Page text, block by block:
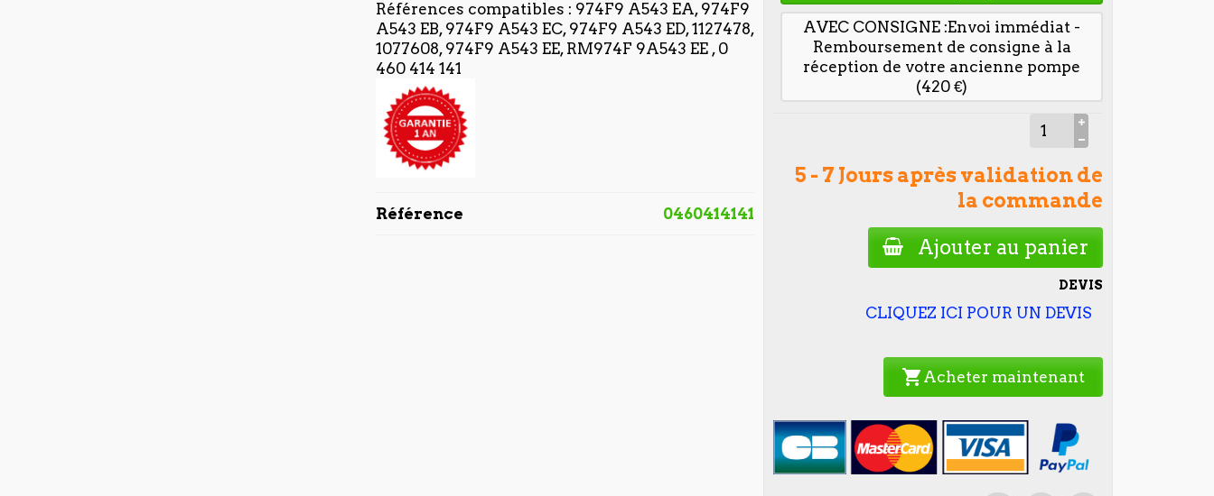
Références compatibles : 974F9 A543 EA, 974F9
A543 EB, 974F9 A543 EC, 974F9 A543 ED, 1127478,
1077608, 974F9 A543 EE, RM974F 9A543 EE , 0
460 414 141
Référence 0460414141
AVEC CONSIGNE :Envoi immédiat -
Remboursement de consigne à la
réception de votre ancienne pompe
(420 €)
5 - 7 Jours après validation de
la commande
Ajouter au panier
DEVIS
CLIQUEZ ICI POUR UN DEVIS
shopping_cart Acheter maintenant